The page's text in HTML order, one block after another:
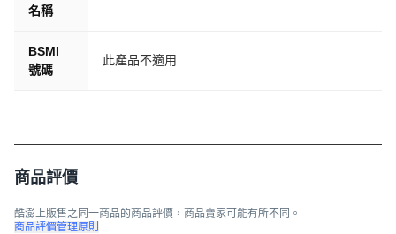
名稱
BSMI
號碼
此產品不適用
商品評價
酷澎上販售之同一商品的商品評價，商品賣家可能有所不同。
商品評價管理原則